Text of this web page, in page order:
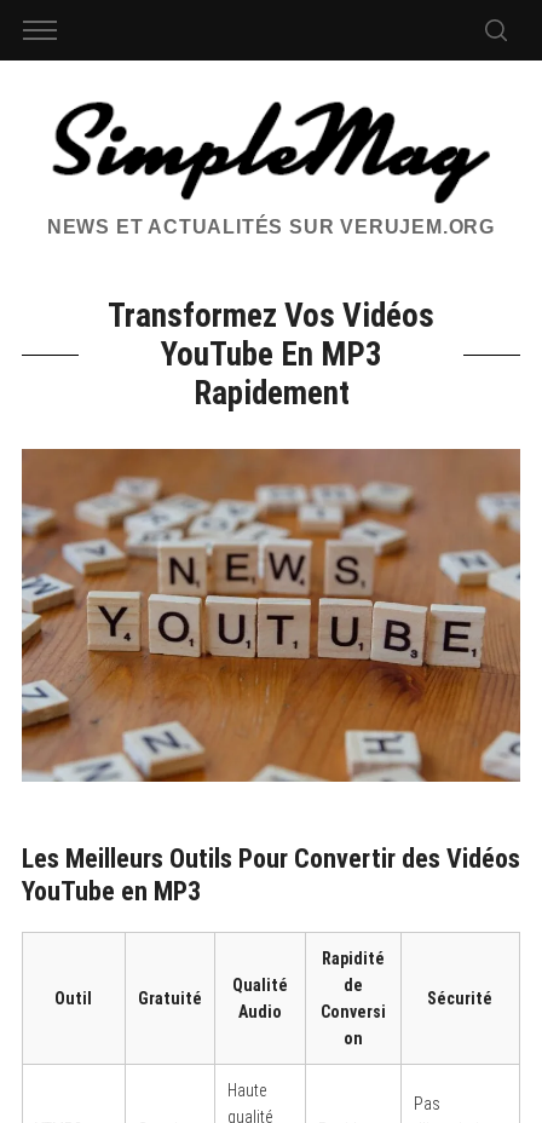
NEWS ET ACTUALITÉS SUR VERUJEM.ORG
Transformez Vos Vidéos
YouTube En MP3
Rapidement
Les Meilleurs Outils Pour Convertir des Vidéos
YouTube en MP3
Outil Gratuité
Qualité
Audio
Rapidité
de
Conversi
on
Sécurité
Haute
qualité
Pas